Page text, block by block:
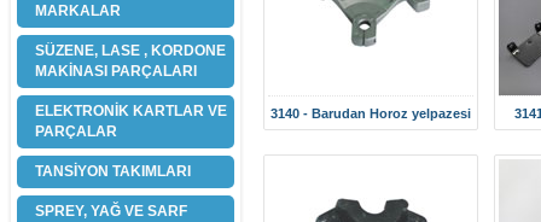
MARKALAR
SÜZENE, LASE , KORDONE
MAKİNASI PARÇALARI
ELEKTRONİK KARTLAR VE
PARÇALAR
TANSİYON TAKIMLARI
SPREY, YAĞ VE SARF
3140 - Barudan Horoz yelpazesi